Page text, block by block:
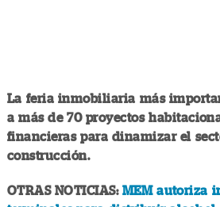
La feria inmobiliaria más
a más de 70 proyectos
financieras para dinamizar el
construcción.
OTRAS NOTICIAS: MEM autoriza